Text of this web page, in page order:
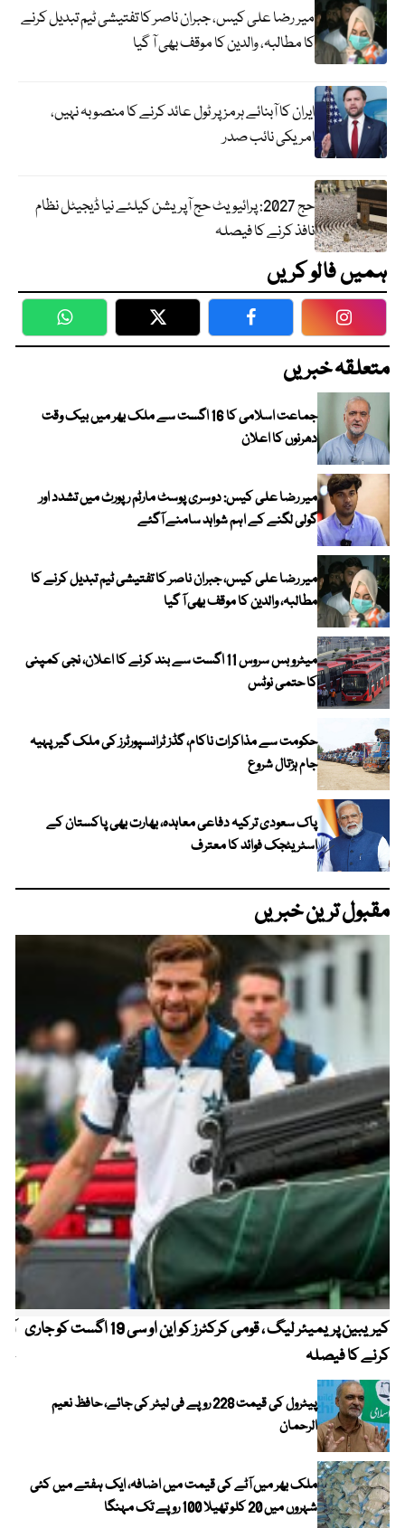
میر رضا علی کیس، جبران ناصر کا تفتیشی ٹیم تبدیل کرنے
کا مطالبہ، والدین کا موقف بھی آ گیا
ایران کا آبنائے ہرمز پر ٹول عائد کرنے کا منصوبہ نہیں،
امریکی نائب صدر
حج 2027: پرائیویٹ حج آپریشن کیلئے نیا ڈیجیٹل نظام
نافذ کرنے کا فیصلہ
ہمیں فالو کریں
WhatsApp Twitter Facebook
متعلقہ خبریں
جماعت اسلامی کا 16 اگست سے ملک بھر میں بیک وقت
دھرنوں کا اعلان
میر رضا علی کیس: دوسری پوسٹ مارٹم رپورٹ میں تشدد اور
گولی لگنے کے اہم شواہد سامنے آگئے
میر رضا علی کیس، جبران ناصر کا تفتیشی ٹیم تبدیل کرنے کا
مطالبہ، والدین کا موقف بھی آ گیا
میٹرو بس سروس 11 اگست سے بند کرنے کا اعلان، نجی کمپنی
کا حتمی نوٹس
حکومت سے مذاکرات ناکام، گڈز ٹرانسپورٹرز کی ملک گیر پہیہ
جام ہڑتال شروع
پاک سعودی ترکیہ دفاعی معاہدہ، بھارت بھی پاکستان کے
اسٹریٹجک فوائد کا معترف
مقبول ترین خبریں
کیریبین پریمیئر لیگ ، قومی کرکٹرز کو این او سی 19 اگست کو جاری
کرنے کا فیصلہ
پیٹرول کی قیمت 228 روپے فی لیٹر کی جائے، حافظ نعیم
الرحمان
ملک بھر میں آٹے کی قیمت میں اضافہ، ایک ہفتے میں کئی
شہروں میں 20 کلو تھیلا 100 روپے تک مہنگا